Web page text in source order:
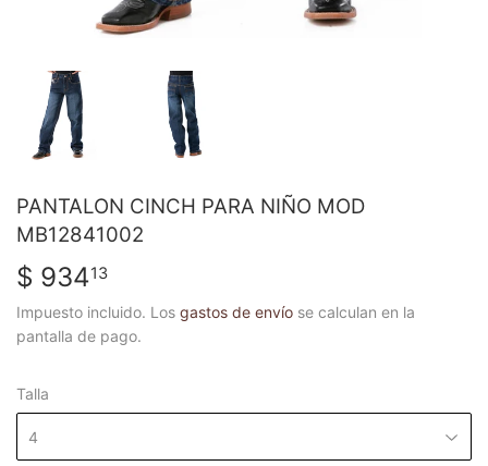
PANTALON CINCH PARA NIÑO MOD
MB12841002
$ 93413
934.13
Impuesto incluido. Los gastos de envío se calculan en la
pantalla de pago.
Talla